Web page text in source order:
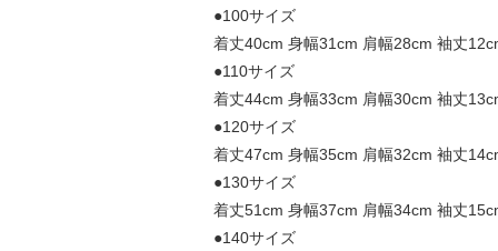
●100サイズ
着丈40cm 身幅31cm 肩幅28cm 袖丈
●110サイズ
着丈44cm 身幅33cm 肩幅30cm 袖丈
●120サイズ
着丈47cm 身幅35cm 肩幅32cm 袖丈
●130サイズ
着丈51cm 身幅37cm 肩幅34cm 袖丈
●140サイズ